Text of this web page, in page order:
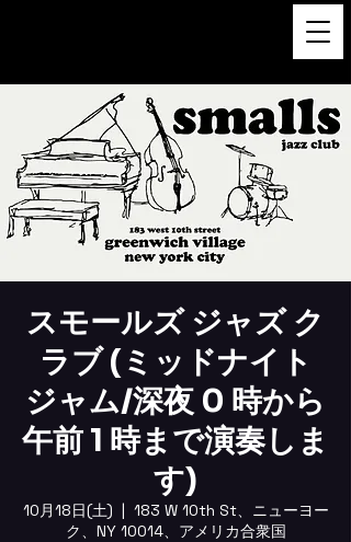
スモールズ ジャズ ク
ラブ (ミッドナイト
ジャム/深夜 0 時から
午前 1 時まで演奏しま
す)
10月18日(土)
  |
183 W 10th St、ニューヨー
ク、NY 10014、アメリカ合衆国